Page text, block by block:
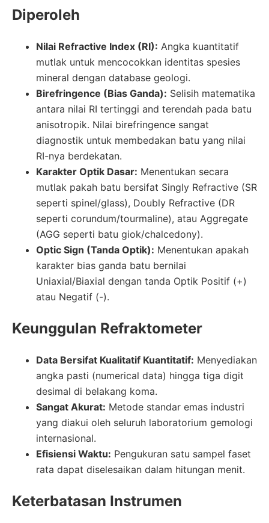
Diperoleh
Nilai Refractive Index (RI): Angka kuantitatif
mutlak untuk mencocokkan identitas spesies
mineral dengan database geologi.
Birefringence (Bias Ganda): Selisih matematika
antara nilai RI tertinggi and terendah pada batu
anisotropik. Nilai birefringence sangat
diagnostik untuk membedakan batu yang nilai
RI-nya berdekatan.
Karakter Optik Dasar: Menentukan secara
mutlak pakah batu bersifat Singly Refractive (SR
seperti spinel/glass), Doubly Refractive (DR
seperti corundum/tourmaline), atau Aggregate
(AGG seperti batu giok/chalcedony).
Optic Sign (Tanda Optik): Menentukan apakah
karakter bias ganda batu bernilai
Uniaxial/Biaxial dengan tanda Optik Positif (+)
atau Negatif (-).
Keunggulan Refraktometer
Data Bersifat Kualitatif Kuantitatif: Menyediakan
angka pasti (numerical data) hingga tiga digit
desimal di belakang koma.
Sangat Akurat: Metode standar emas industri
yang diakui oleh seluruh laboratorium gemologi
internasional.
Efisiensi Waktu: Pengukuran satu sampel faset
rata dapat diselesaikan dalam hitungan menit.
Keterbatasan Instrumen